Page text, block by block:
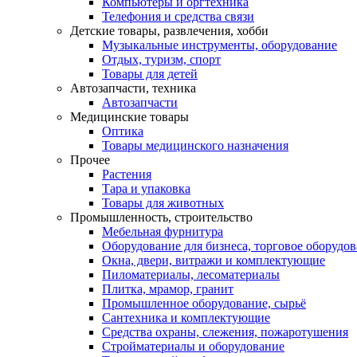
Телефония и средства связи
Детские товары, развлечения, хобби
Музыкальные инструменты, оборудование
Отдых, туризм, спорт
Товары для детей
Автозапчасти, техника
Автозапчасти
Медицинские товары
Оптика
Товары медицинского назначения
Прочее
Растения
Тара и упаковка
Товары для животных
Промышленность, строительство
Мебельная фурнитура
Оборудование для бизнеса, торговое
Окна, двери, витражи и комплектующие
Пиломатериалы, лесоматериалы
Плитка, мрамор, гранит
Промышленное оборудование, сырьё
Сантехника и комплектующие
Средства охраны, слежения, пожаротушения
Стройматериалы и оборудование